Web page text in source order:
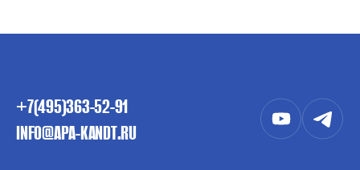
+7(495)363-52-91
INFO@APA-KANDT.RU